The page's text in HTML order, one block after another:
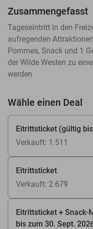
Zusammengefasst
Tageseintritt in den
aufregenden
Pommes, Snack und 1
der Wilde Westen zu
werden
Wähle einen Deal
Eitrittsticket (gültig
Verkauft: 1.511
Eitrittsticket
Verkauft: 2.679
Eitrittsticket + Snack-
bis zum 30. Sept.